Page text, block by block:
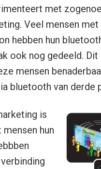
met
Veel mensen met
hebben hun
ook nog gedeeld. Dit
mensen
bluetooth van derde
is
hun